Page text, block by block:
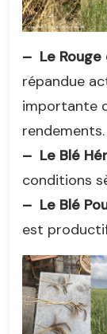
– Le
répandue
importante
rendements.
– Le Blé
conditions
– Le Blé
est